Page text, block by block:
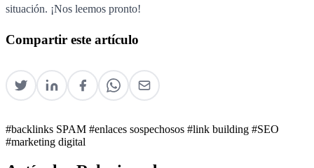
situación. ¡Nos leemos pronto!
Compartir este artículo
#backlinks SPAM #enlaces sospechosos #link building #SEO
#marketing digital